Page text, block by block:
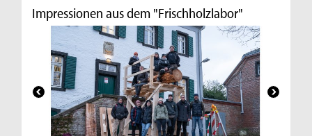
Impressionen aus dem "Frischholzlabor"